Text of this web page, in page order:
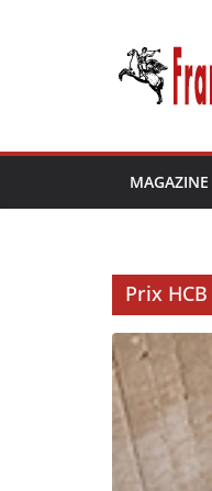
MAGAZINE
Prix HCB